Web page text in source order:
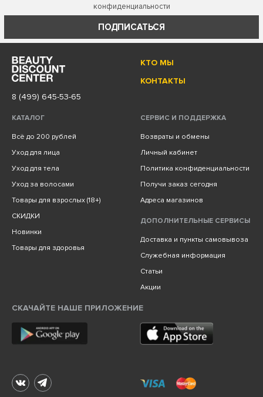
конфиденциальности
ПОДПИСАТЬСЯ
КТО МЫ
КОНТАКТЫ
8 (499) 645-53-65
КАТАЛОГ
Всё до 200 рублей
Уход для лица
Уход для тела
Уход за волосами
Товары для взрослых (18+)
СКИДКИ
Новинки
Товары для здоровья
СЕРВИС И ПОДДЕРЖКА
Возвраты и обмены
Личный кабинет
Политика конфиденциальности
Получи заказ сегодня
Адреса магазинов
ДОПОЛНИТЕЛЬНЫЕ СЕРВИСЫ
Доставка и пункты самовывоза
Служебная информация
Статьи
Акции
СКАЧАЙТЕ НАШЕ ПРИЛОЖЕНИЕ